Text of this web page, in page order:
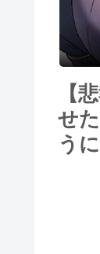
【
せ
う